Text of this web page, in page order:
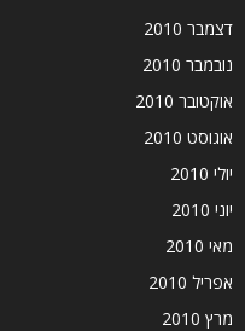
דצמבר 2010
נובמבר 2010
אוקטובר 2010
אוגוסט 2010
יולי 2010
יוני 2010
מאי 2010
אפריל 2010
מרץ 2010